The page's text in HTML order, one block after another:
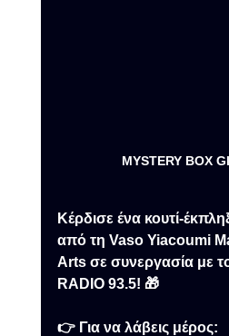
MYSTERY BOX
Κέρδισε ένα κουτί-
από τη Vaso Yiacoumi
Arts σε συνεργασία με
RADIO 93.5! 🎁
👉 Για να λάβεις μέρος: